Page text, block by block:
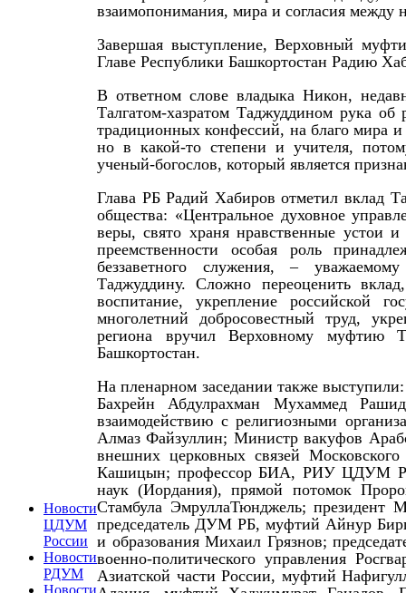
Новости
ЦДУМ
России
Новости
РДУМ
Новости
взаимопонимания, мира и согласия между
Завершая выступление, Верховный
Главе Республики Башкортостан Радию
В ответном слове владыка Никон,
Талгатом-хазратом Таджуддином рука
традиционных конфессий, на благо мира и
но в какой-то степени и учителя,
ученый-богослов, который является
Глава РБ Радий Хабиров отметил вклад
общества: «Центральное духовное
веры, свято храня нравственные устои и
преемственности особая роль
беззаветного служения, –
Таджуддину. Сложно переоценить
воспитание, укрепление российской
многолетний добросовестный труд,
региона вручил Верховному муфтию
Башкортостан.
На пленарном заседании также
Бахрейн Абдулрахман Мухаммед
взаимодействию с религиозными
Алмаз Файзуллин; Министр вакуфов
внешних церковных связей
Кашицын; профессор БИА, РИУ ЦДУМ
наук (Иордания), прямой потомок
Стамбула ЭмруллаТюнджель; президент
председатель ДУМ РБ, муфтий Айнур
и образования Михаил Грязнов;
военно-политического управления
Азиатской части России, муфтий